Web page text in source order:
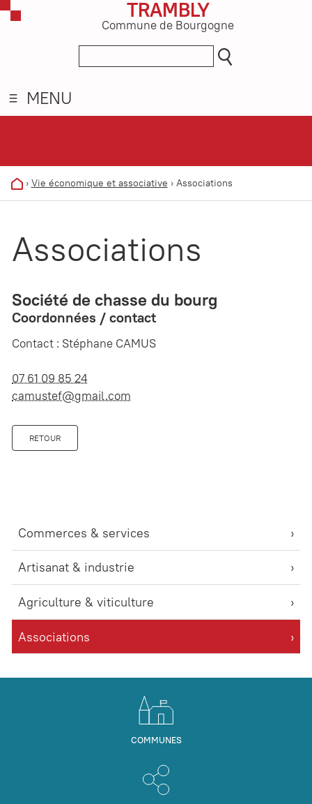
TRAMBLY
Commune de Bourgogne
MENU
› Vie économique et associative › Associations
Commerces & services
Artisanat & industrie
Agriculture & viticulture
Associations
Associations
Société de chasse du bourg
Coordonnées / contact
Contact : Stéphane CAMUS
07 61 09 85 24
camustef@gmail.com
RETOUR
COMMUNES